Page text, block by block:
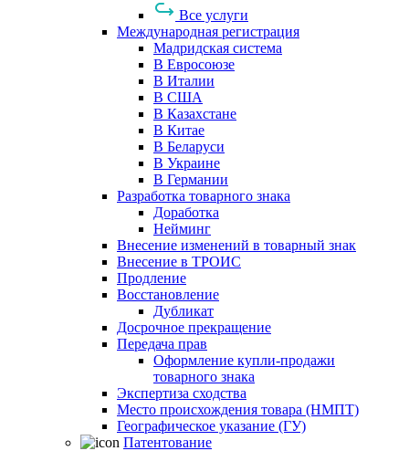
Все услуги
Международная регистрация
Мадридская система
В Евросоюзе
В Италии
В США
В Казахстане
В Китае
В Беларуси
В Украине
В Германии
Разработка товарного знака
Доработка
Нейминг
Внесение изменений в товарный знак
Внесение в ТРОИС
Продление
Восстановление
Дубликат
Досрочное прекращение
Передача прав
Оформление купли-продажи
товарного знака
Экспертиза сходства
Место происхождения товара (НМПТ)
Географическое указание (ГУ)
Патентование